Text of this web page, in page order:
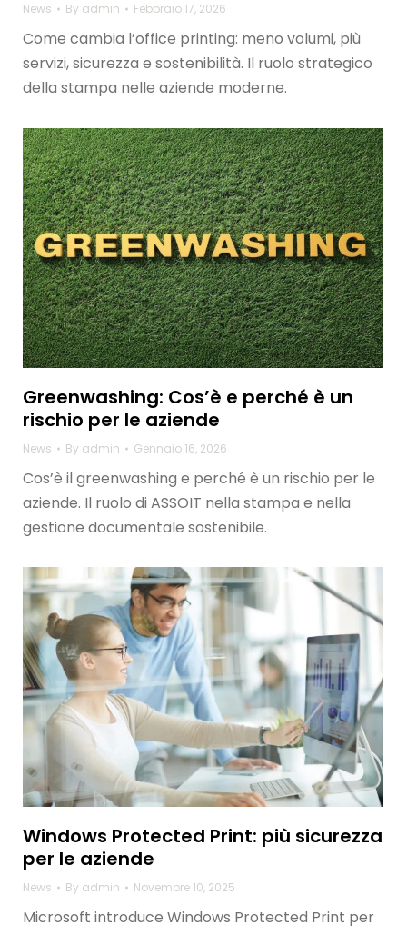
News By admin Febbraio 17, 2026
Come cambia l’office printing: meno volumi, più
servizi, sicurezza e sostenibilità. Il ruolo strategico
della stampa nelle aziende moderne.
Greenwashing: Cos’è e perché è un
rischio per le aziende
News By admin Gennaio 16, 2026
Cos’è il greenwashing e perché è un rischio per le
aziende. Il ruolo di ASSOIT nella stampa e nella
gestione documentale sostenibile.
Windows Protected Print: più sicurezza
per le aziende
News By admin Novembre 10, 2025
Microsoft introduce Windows Protected Print per